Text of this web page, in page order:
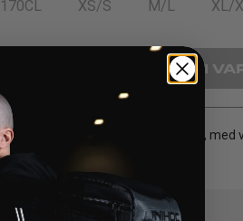
XS/S M/L XL/
LÄGG I
målvaktsshorts i elastiskt material, med
suspensoar.